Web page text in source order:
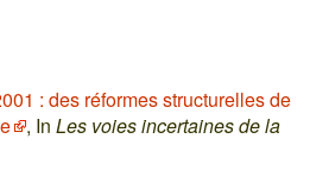
: des réformes structurelles de
, InLes voies incertaines de la